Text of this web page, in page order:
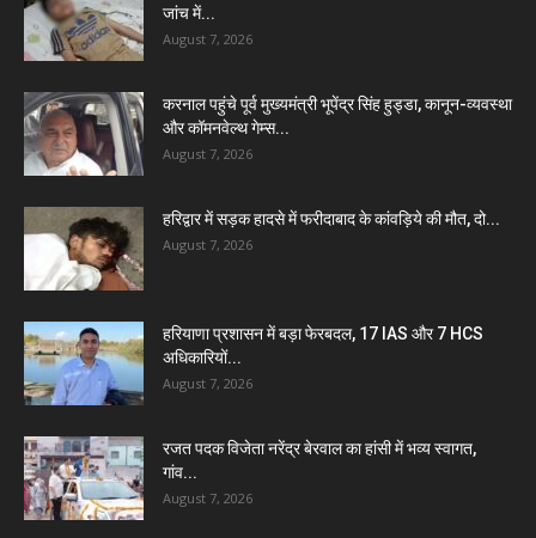
जांच में...
August 7, 2026
करनाल पहुंचे पूर्व मुख्यमंत्री भूपेंद्र सिंह हुड्डा, कानून-व्यवस्था
और कॉमनवेल्थ गेम्स...
August 7, 2026
हरिद्वार में सड़क हादसे में फरीदाबाद के कांवड़िये की मौत, दो...
August 7, 2026
हरियाणा प्रशासन में बड़ा फेरबदल, 17 IAS और 7 HCS
अधिकारियों...
August 7, 2026
रजत पदक विजेता नरेंद्र बेरवाल का हांसी में भव्य स्वागत,
गांव...
August 7, 2026